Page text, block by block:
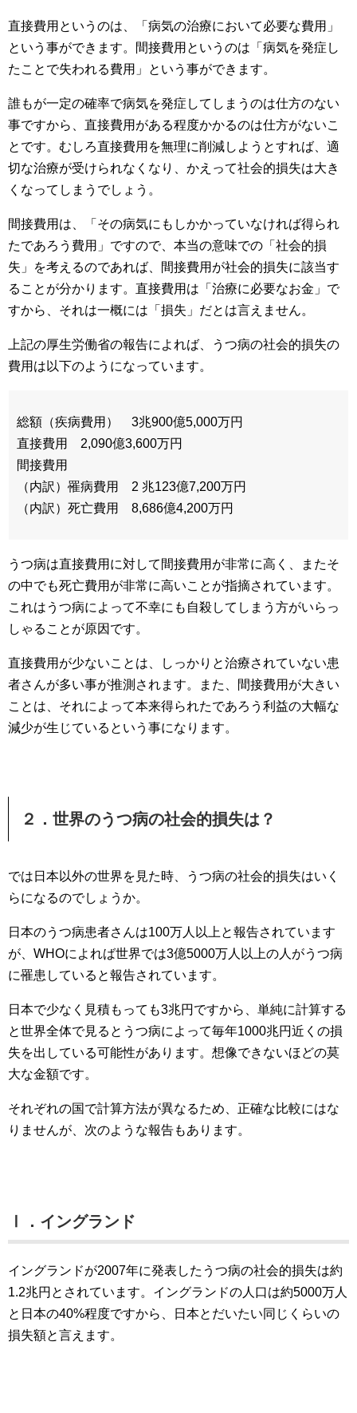
直接費用というのは、「病気の治療において必要な費用」
という事ができます。間接費用というのは「病気を発症し
たことで失われる費用」という事ができます。
誰もが一定の確率で病気を発症してしまうのは仕方のない
事ですから、直接費用がある程度かかるのは仕方がないこ
とです。むしろ直接費用を無理に削減しようとすれば、適
切な治療が受けられなくなり、かえって社会的損失は大き
くなってしまうでしょう。
間接費用は、「その病気にもしかかっていなければ得られ
たであろう費用」ですので、本当の意味での「社会的損
失」を考えるのであれば、間接費用が社会的損失に該当す
ることが分かります。直接費用は「治療に必要なお金」で
すから、それは一概には「損失」だとは言えません。
上記の厚生労働省の報告によれば、うつ病の社会的損失の
費用は以下のようになっています。
総額（疾病費用） 3兆900億5,000万円
直接費用 2,090億3,600万円
間接費用
（内訳）罹病費用 2 兆123億7,200万円
（内訳）死亡費用 8,686億4,200万円
うつ病は直接費用に対して間接費用が非常に高く、またそ
の中でも死亡費用が非常に高いことが指摘されています。
これはうつ病によって不幸にも自殺してしまう方がいらっ
しゃることが原因です。
直接費用が少ないことは、しっかりと治療されていない患
者さんが多い事が推測されます。また、間接費用が大きい
ことは、それによって本来得られたであろう利益の大幅な
減少が生じているという事になります。
２．世界のうつ病の社会的損失は？
では日本以外の世界を見た時、うつ病の社会的損失はいく
らになるのでしょうか。
日本のうつ病患者さんは100万人以上と報告されています
が、WHOによれば世界では3億5000万人以上の人がうつ病
に罹患していると報告されています。
日本で少なく見積もっても3兆円ですから、単純に計算する
と世界全体で見るとうつ病によって毎年1000兆円近くの損
失を出している可能性があります。想像できないほどの莫
大な金額です。
それぞれの国で計算方法が異なるため、正確な比較にはな
りませんが、次のような報告もあります。
Ⅰ．イングランド
イングランドが2007年に発表したうつ病の社会的損失は約
1.2兆円とされています。イングランドの人口は約5000万人
と日本の40%程度ですから、日本とだいたい同じくらいの
損失額と言えます。